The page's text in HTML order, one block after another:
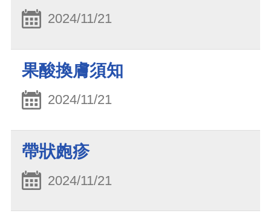
2024/11/21
果酸換膚須知
2024/11/21
帶狀皰疹
2024/11/21